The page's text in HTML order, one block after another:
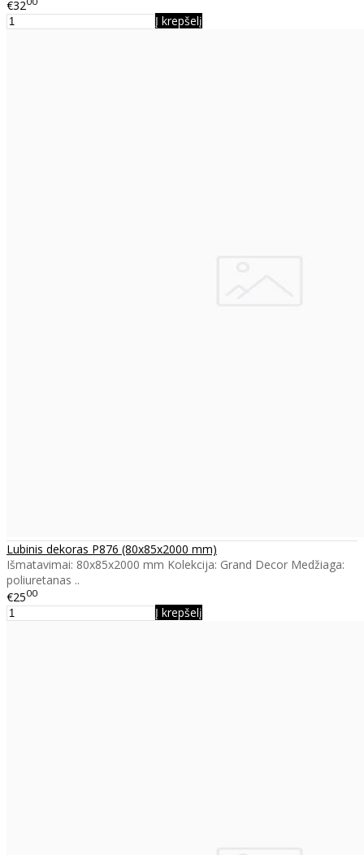
€32
Į krepšelį
Lubinis dekoras P876 (80x85x2000 mm)
Išmatavimai: 80x85x2000 mm Kolekcija: Grand Decor Medžiaga:
poliuretanas ..
€2500
Į krepšelį